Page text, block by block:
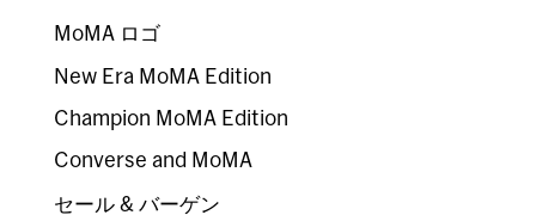
MoMA ロゴ
New Era MoMA Edition
Champion MoMA Edition
Converse and MoMA
セール & バーゲン